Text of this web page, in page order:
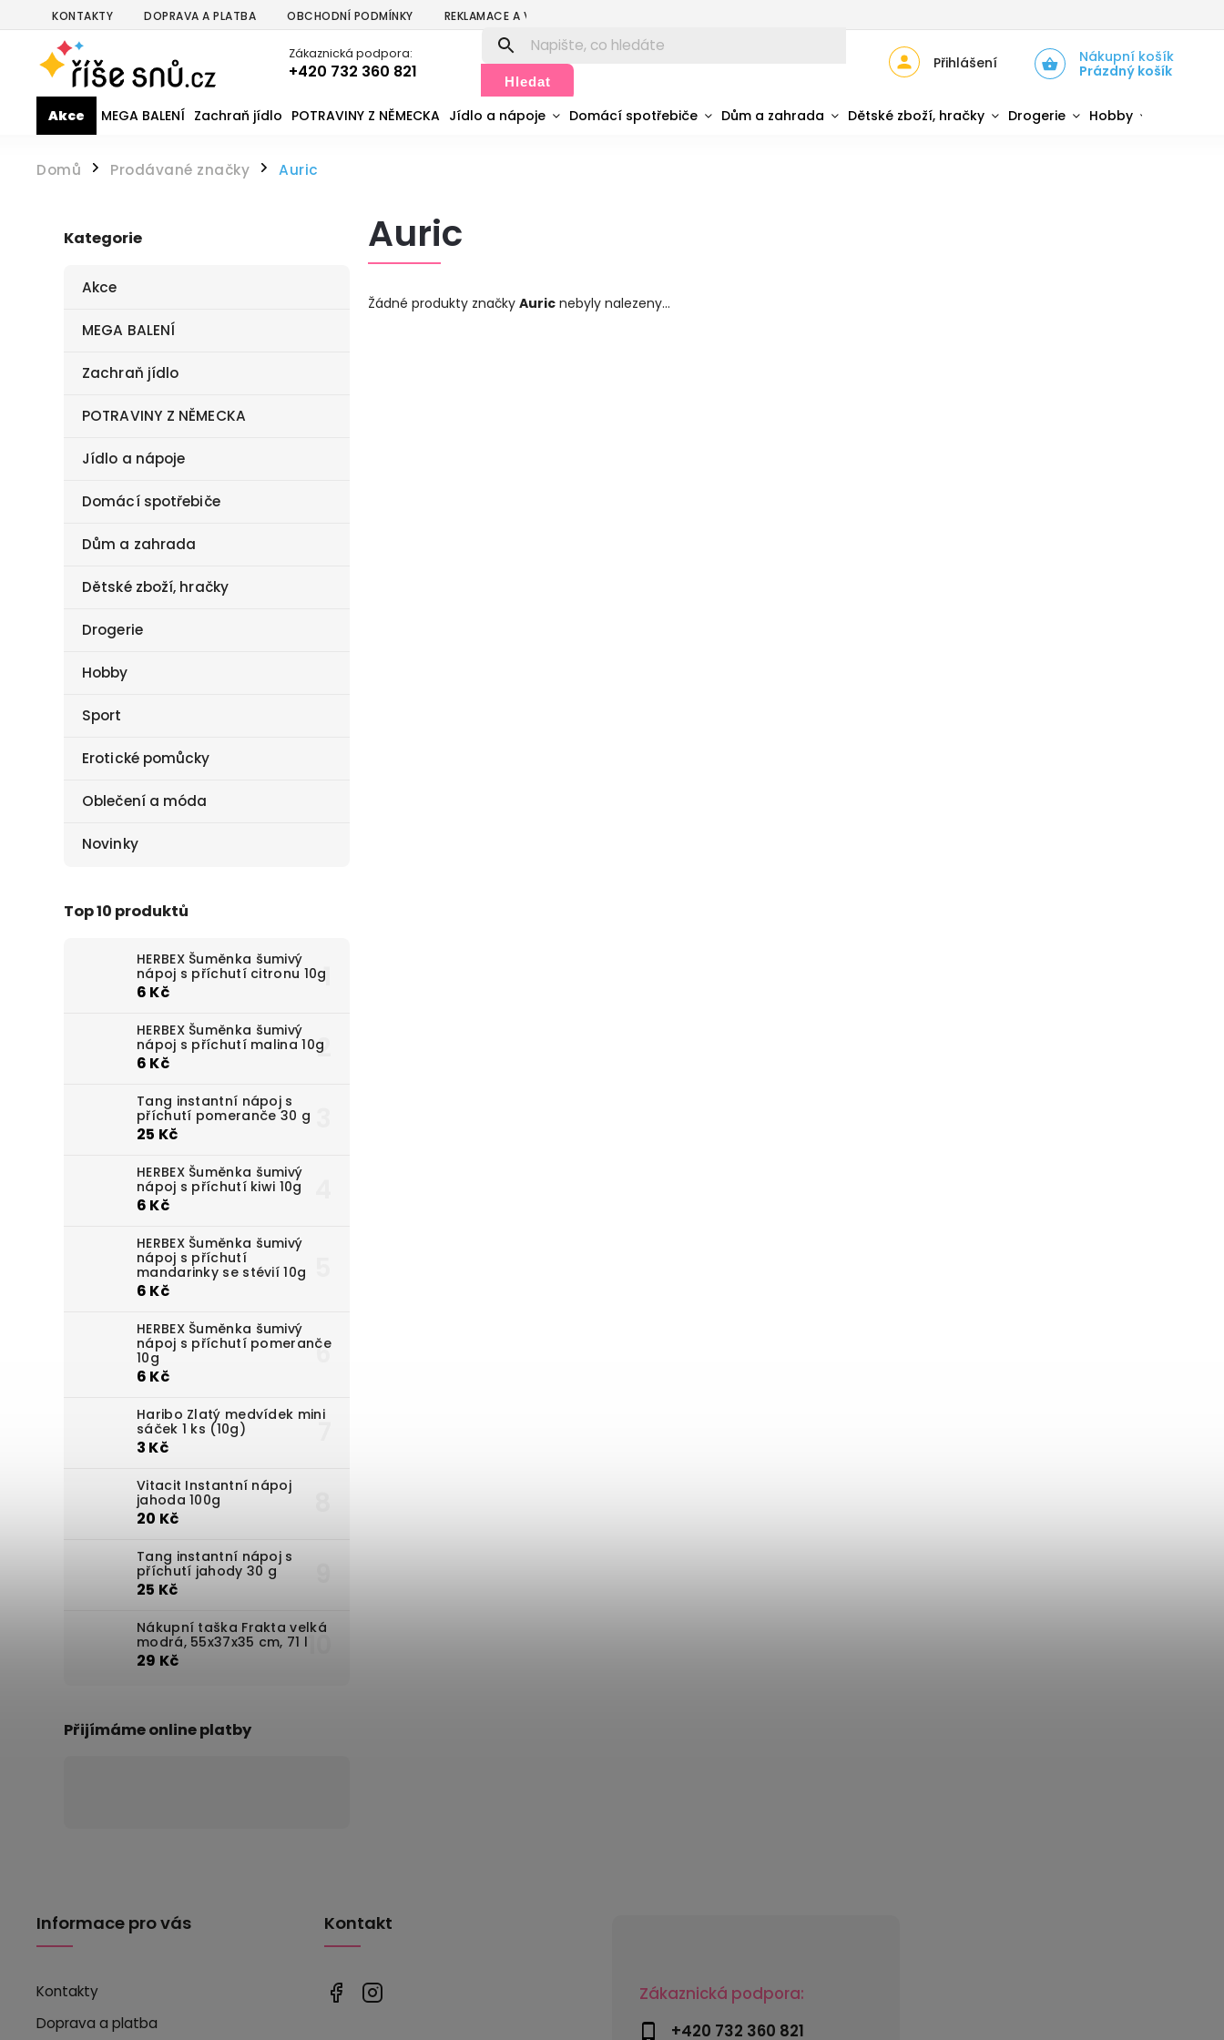
KONTAKTY DOPRAVA A PLATBA OBCHODNÍ PODMÍNKY REKLAMACE A VRÁCENÍ
Zákaznická podpora:
+420 732 360 821 Hledat
Nákupní košík
Prázdný košík
Přihlášení
Akce MEGA BALENÍ Zachraň jídlo POTRAVINY Z NĚMECKA Jídlo a nápoje Domácí spotřebiče Dům a zahrada Dětské zboží, hračky Drogerie Hobby
Domů / Prodávané značky / Auric
Kategorie
Akce
MEGA BALENÍ
Zachraň jídlo
POTRAVINY Z NĚMECKA
Jídlo a nápoje
Domácí spotřebiče
Dům a zahrada
Dětské zboží, hračky
Drogerie
Hobby
Sport
Erotické pomůcky
Oblečení a móda
Novinky
Top 10 produktů
HERBEX Šuměnka šumivý
nápoj s příchutí citronu 10g
6 Kč
HERBEX Šuměnka šumivý
nápoj s příchutí malina 10g
6 Kč
Tang instantní nápoj s
příchutí pomeranče 30 g
25 Kč
HERBEX Šuměnka šumivý
nápoj s příchutí kiwi 10g
6 Kč
HERBEX Šuměnka šumivý
nápoj s příchutí
mandarinky se stévií 10g
6 Kč
HERBEX Šuměnka šumivý
nápoj s příchutí pomeranče
10g
6 Kč
Haribo Zlatý medvídek mini
sáček 1 ks (10g)
3 Kč
Vitacit Instantní nápoj
jahoda 100g
20 Kč
Tang instantní nápoj s
příchutí jahody 30 g
25 Kč
Nákupní taška Frakta velká
modrá, 55x37x35 cm, 71 l
29 Kč
Přijímáme online platby
Auric
Žádné produkty značky Auric nebyly nalezeny...
Zákaznická podpora:
+420 732 360 821
Informace pro vás
Kontakty
Doprava a platba
Kontakt